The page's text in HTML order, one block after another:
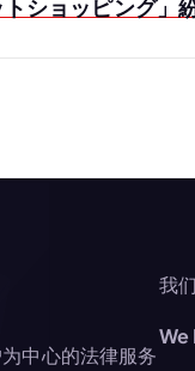
ショッピング」
中心的法律服务
我